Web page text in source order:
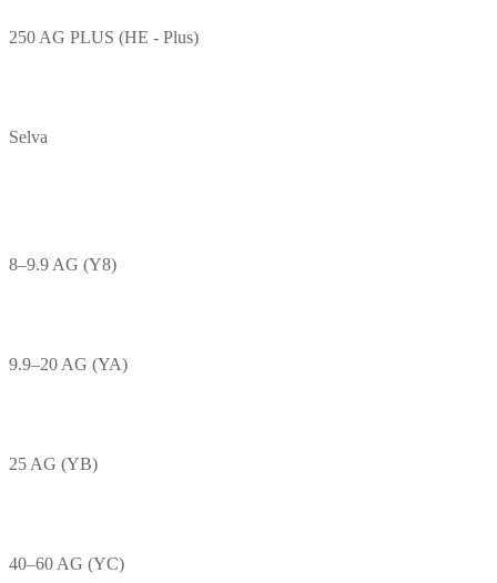
250 AG PLUS (HE - Plus)
Selva
8–9.9 AG (Y8)
9.9–20 AG (YA)
25 AG (YB)
40–60 AG (YC)